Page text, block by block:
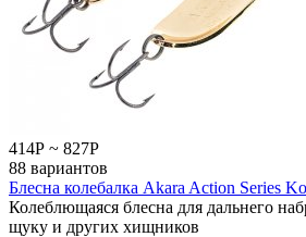
414Р ~ 827Р
88 вариантов
Блесна колебалка Akara Action Series
Колеблющаяся блесна для дальнего
щуку и других хищников